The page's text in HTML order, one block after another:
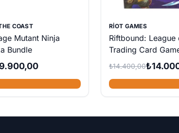
COAST
Mutant Ninja
Bundle
RIOT GAMES
Riftbound:
Trading Card
Booster Box (24
₺14.400,00